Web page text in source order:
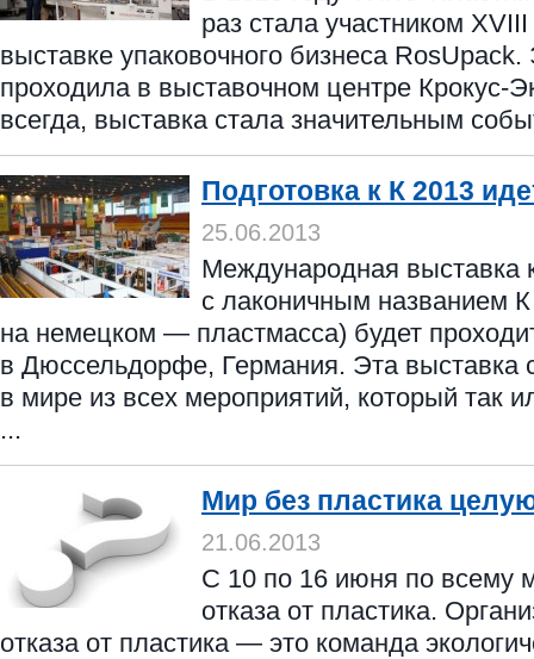
раз стала участником
выставке упаковочного бизнеса RosUpack.
проходила в выставочном центре Крокус-
всегда, выставка стала значительным
Подготовка к К 2013
25.06.2013
Международная выставка
с лаконичным названием
на немецком — пластмасса) будет
в Дюссельдорфе, Германия. Эта выставка
в мире из всех мероприятий, который так
...
Мир без пластика
21.06.2013
С 10 по 16 июня по всему
отказа от пластика.
отказа от пластика — это команда